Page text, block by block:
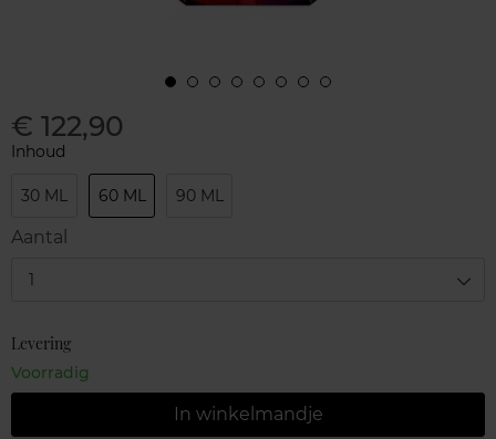
€ 122,90
Inhoud
30 ML 60 ML 90 ML
Aantal
1
Levering
Voorradig
In winkelmandje